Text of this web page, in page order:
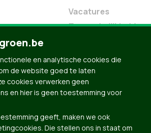
Vacatures
Toegankelijkheid
en analytische cookies die
de website goed te laten
cookies verwerken geen
en hier is geen toestemming voor
geeft, maken we ook
Die stellen ons in staat om